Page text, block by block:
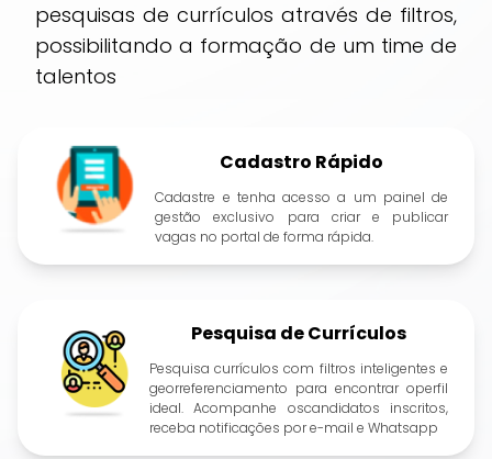
pesquisas de currículos através de filtros,
possibilitando a formação de um time de
talentos
Cadastro Rápido
Cadastre e tenha acesso a um painel de
gestão exclusivo para criar e publicar
vagas no portal de forma rápida.
Pesquisa de Currículos
Pesquisa currículos com filtros inteligentes e
georreferenciamento para encontrar operfil
ideal. Acompanhe oscandidatos inscritos,
receba notificações por e-mail e Whatsapp